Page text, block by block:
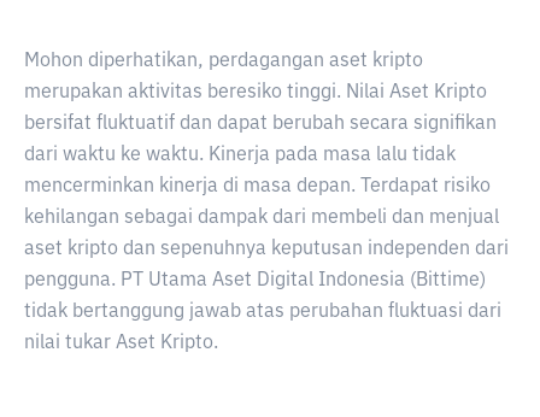
Mohon diperhatikan, perdagangan aset kripto
merupakan aktivitas beresiko tinggi. Nilai Aset Kripto
bersifat fluktuatif dan dapat berubah secara signifikan
dari waktu ke waktu. Kinerja pada masa lalu tidak
mencerminkan kinerja di masa depan. Terdapat risiko
kehilangan sebagai dampak dari membeli dan menjual
aset kripto dan sepenuhnya keputusan independen dari
pengguna. PT Utama Aset Digital Indonesia (Bittime)
tidak bertanggung jawab atas perubahan fluktuasi dari
nilai tukar Aset Kripto.